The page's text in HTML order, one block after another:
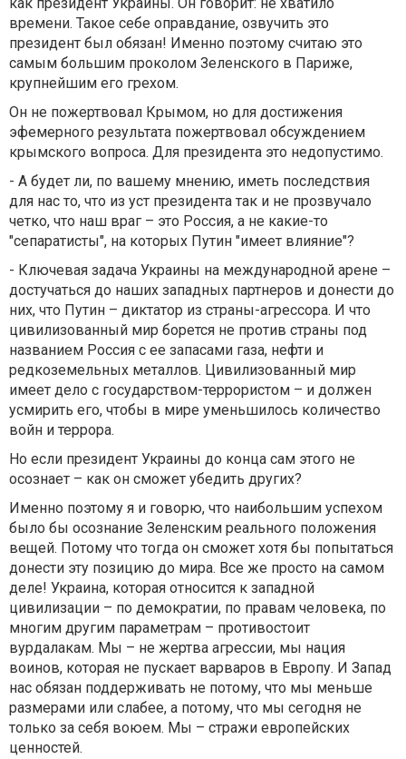
времени. Такое себе оправдание, озвучить это
президент был обязан! Именно поэтому считаю это
самым большим проколом Зеленского в Париже,
крупнейшим его грехом.
Он не пожертвовал Крымом, но для достижения
эфемерного результата пожертвовал обсуждением
крымского вопроса. Для президента это недопустимо.
- А будет ли, по вашему мнению, иметь последствия
для нас то, что из уст президента так и не прозвучало
четко, что наш враг – это Россия, а не какие-то
"сепаратисты", на которых Путин "имеет влияние"?
- Ключевая задача Украины на международной арене –
достучаться до наших западных партнеров и донести до
них, что Путин – диктатор из страны-агрессора. И что
цивилизованный мир борется не против страны под
названием Россия с ее запасами газа, нефти и
редкоземельных металлов. Цивилизованный мир
имеет дело с государством-террористом – и должен
усмирить его, чтобы в мире уменьшилось количество
войн и террора.
Но если президент Украины до конца сам этого не
осознает – как он сможет убедить других?
Именно поэтому я и говорю, что наибольшим успехом
было бы осознание Зеленским реального положения
вещей. Потому что тогда он сможет хотя бы попытаться
донести эту позицию до мира. Все же просто на самом
деле! Украина, которая относится к западной
цивилизации – по демократии, по правам человека, по
многим другим параметрам – противостоит
вурдалакам. Мы – не жертва агрессии, мы нация
воинов, которая не пускает варваров в Европу. И Запад
нас обязан поддерживать не потому, что мы меньше
размерами или слабее, а потому, что мы сегодня не
только за себя воюем. Мы – стражи европейских
ценностей.